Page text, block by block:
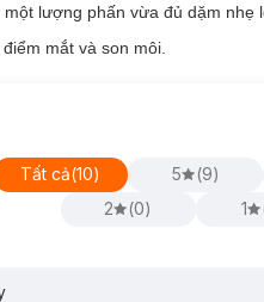
lượng phấn vừa đủ dặm
mắt và son môi.
Tất cả(10) 5 (9)
2
(0) 1